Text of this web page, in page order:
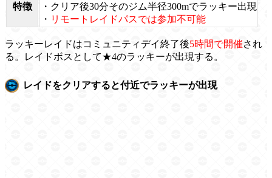
特徴
・クリア後30分そのジム半径300mでラッキー出現
・ リモートレイドパスでは参加不可能
ラッキーレイドはコミュニティデイ終了後5時間で開催され
る。レイドボスとして★4のラッキーが出現する。
レイドをクリアすると付近でラッキーが出現